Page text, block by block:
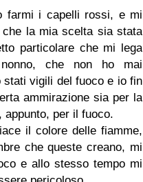
farmi i capelli rossi, e mi
la mia scelta sia stata
particolare che mi lega
che non ho mai
stati vigili del fuoco e io fin
ammirazione sia per la
per il fuoco.
il colore delle fiamme,
che queste creano, mi
e allo stesso tempo mi